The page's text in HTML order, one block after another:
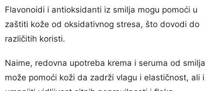
Flavonoidi i antioksidanti iz smilja mogu pomoći u
zaštiti kože od oksidativnog stresa, što dovodi do
različitih koristi.
Naime, redovna upotreba krema i seruma od smilja
može pomoći koži da zadrži vlagu i elastičnost, ali i